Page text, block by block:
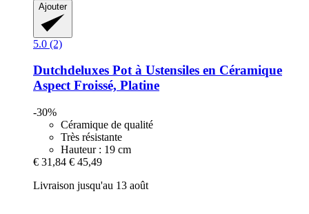
Ajouter
5.0 (2)
Dutchdeluxes Pot à Ustensiles en Céramique
Aspect Froissé, Platine
-30%
Céramique de qualité
Très résistante
Hauteur : 19 cm
€ 31,84 € 45,49
Livraison jusqu'au 13 août